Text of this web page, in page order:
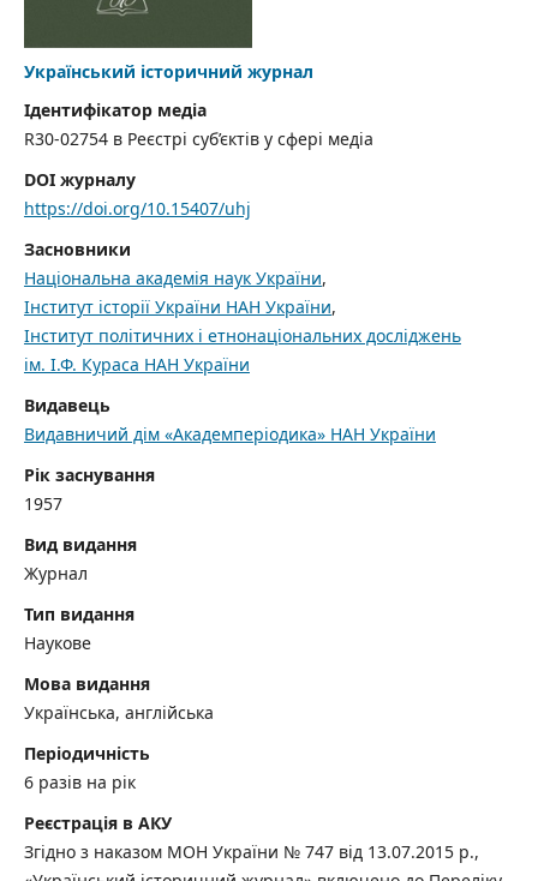
Український історичний журнал
Ідентифікатор медіа
R30-02754 в Реєстрі суб’єктів у сфері медіа
DOI журналу
https://doi.org/10.15407/uhj
Засновники
Національна академія наук України,
Інститут історії України НАН України,
Інститут політичних і етнонаціональних досліджень
ім. І.Ф. Кураса НАН України
Видавець
Видавничий дім «Академперіодика» НАН України
Рік заснування
1957
Вид видання
Журнал
Тип видання
Наукове
Мова видання
Українська, англійська
Періодичність
6 разів на рік
Реєстрація в АКУ
Згідно з наказом МОН України № 747 від 13.07.2015 р.,